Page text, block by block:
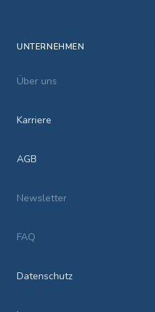
UNTERNEHMEN
Über uns
Karriere
AGB
Newsletter
FAQ
Datenschutz